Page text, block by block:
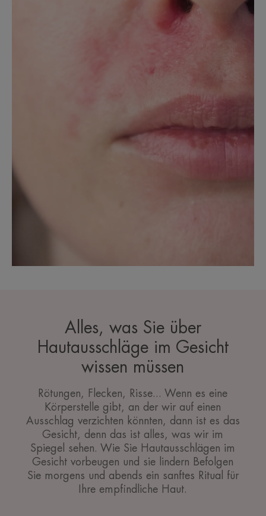
Alles, was Sie über
Hautausschläge im Gesicht
wissen müssen
Rötungen, Flecken, Risse... Wenn es eine
Körperstelle gibt, an der wir auf einen
Ausschlag verzichten könnten, dann ist es das
Gesicht, denn das ist alles, was wir im
Spiegel sehen. Wie Sie Hautausschlägen im
Gesicht vorbeugen und sie lindern Befolgen
Sie morgens und abends ein sanftes Ritual für
Ihre empfindliche Haut.